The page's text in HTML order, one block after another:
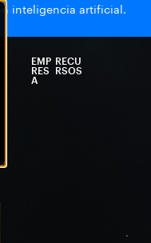
inteligencia artificial.
EMP
RES
A
RECU
RSOS